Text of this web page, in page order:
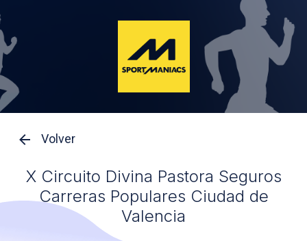
Volver
X Circuito Divina Pastora Seguros
Carreras Populares Ciudad de
Valencia